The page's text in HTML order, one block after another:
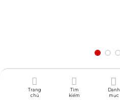
Trang
chủ
Tìm
kiếm
Danh
mục